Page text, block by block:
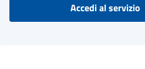
Accedi al servizio